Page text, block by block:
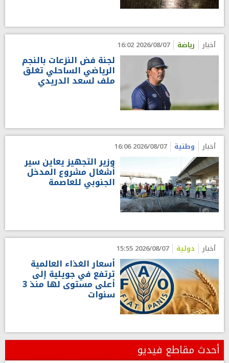
أخبار رياضة 2026/08/07 16:02
لجنة فض النزعات بالنجم
الرياضي الساحلي تغلق
ملف لسعد الدريدي
أخبار وطنية 2026/08/07 16:06
وزير التجهيز يعاين سير
أشغال مشروع المدخل
الجنوبي للعاصمة
أخبار دولية 2026/08/07 15:55
أسعار الغذاء العالمية
ترتفع في جويلية إلى
أعلى مستوى لها منذ 3
سنوات
أحدث مقاطع فيديو